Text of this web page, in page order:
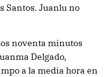
Santos. Juanlu no
noventa minutos
Delgado,
a la media hora en